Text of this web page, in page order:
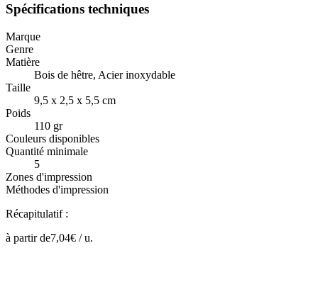
Spécifications techniques
Marque
Genre
Matière
Bois de hêtre, Acier inoxydable
Taille
9,5 x 2,5 x 5,5 cm
Poids
110 gr
Couleurs disponibles
Quantité minimale
5
Zones d'impression
Méthodes d'impression
Récapitulatif :
à partir de7,04€ /u.